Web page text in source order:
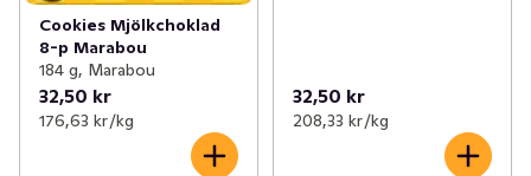
Cookies Mjölkchoklad
8-p Marabou
184 g, Marabou
32,50 kr
176,63 kr /kg
32,50 kr
208,33 kr /kg